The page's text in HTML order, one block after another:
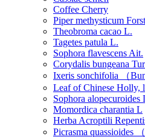
Coffee Cherry
Piper methysticum Forst
Theobroma cacao L.
Tagetes patula L.
Sophora flavescens Ait.
Corydalis bungeana
Ixeris sonchifolia （
Leaf of Chinese Holly,
Sophora alopecuroides
Momordica charantia L
Herba Acroptili
Picrasma quassioides